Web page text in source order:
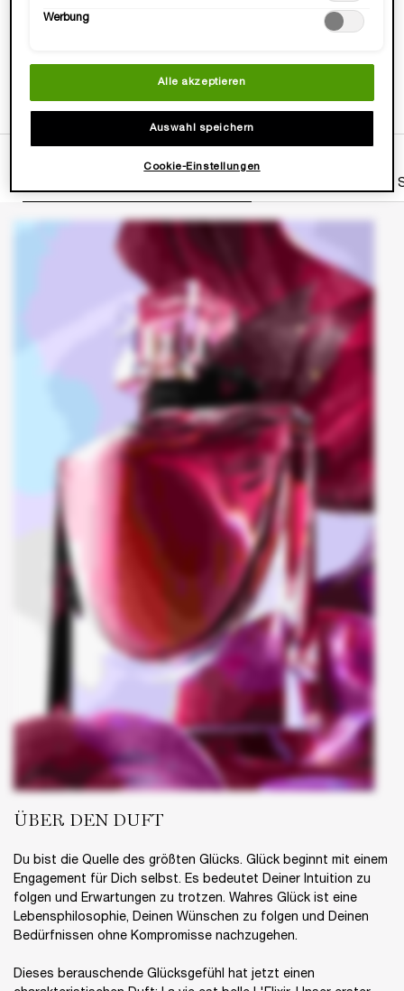
zu jeder
Bestellung
Geld-zurück-
Garantie
Anmeldung
ÜBER DEN DUFT
Du bist die Quelle des größten Glücks. Glück beginnt mit einem
Engagement für Dich selbst. Es bedeutet Deiner Intuition zu
folgen und Erwartungen zu trotzen. Wahres Glück ist eine
Lebensphilosophie, Deinen Wünschen zu folgen und Deinen
Bedürfnissen ohne Kompromisse nachzugehen.​
Dieses berauschende Glücksgefühl hat jetzt einen
Werbung
Alle akzeptieren
Auswahl speichern
Cookie-Einstellungen